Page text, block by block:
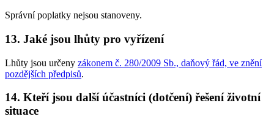
Správní poplatky nejsou stanoveny.
13. Jaké jsou lhůty pro vyřízení
Lhůty jsou určeny zákonem č. 280/2009 Sb., daňový řád, ve znění
pozdějších předpisů.
14. Kteří jsou další účastníci (dotčení) řešení životní
situace